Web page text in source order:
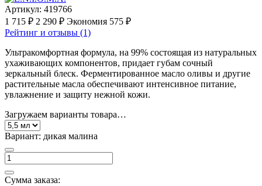
Артикул: 419766
1 715 ₽ 2 290 ₽ Экономия 575 ₽
Рейтинг и отзывы (1)
Ультракомфортная формула, на 99% состоящая из натуральных
ухаживающих компонентов, придает губам сочный
зеркальный блеск. Ферментированное масло оливы и другие
растительные масла обеспечивают интенсивное питание,
увлажнение и защиту нежной кожи.
Загружаем варианты товара…
Вариант: дикая малина
Сумма заказа: